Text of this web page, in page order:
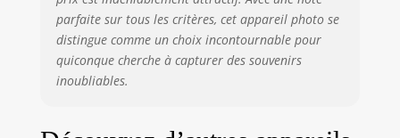
parfaite sur tous les critères, cet appareil photo se
distingue comme un choix incontournable pour
quiconque cherche à capturer des souvenirs
inoubliables.